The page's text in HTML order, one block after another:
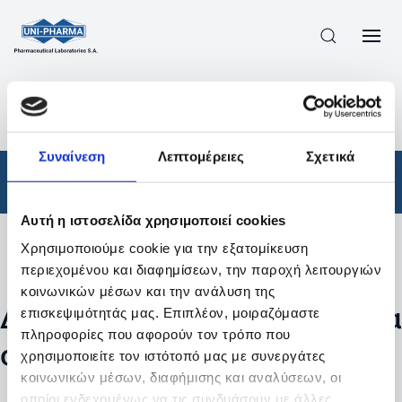
Συναίνεση Λεπτομέρειες Σχετικά
Αυτή η ιστοσελίδα χρησιμοποιεί cookies
Χρησιμοποιούμε cookie για την εξατομίκευση
περιεχομένου και διαφημίσεων, την παροχή λειτουργιών
κοινωνικών μέσων και την ανάλυση της
επισκεψιμότητάς μας. Επιπλέον, μοιραζόμαστε
πληροφορίες που αφορούν τον τρόπο που
χρησιμοποιείτε τον ιστότοπό μας με συνεργάτες
κοινωνικών μέσων, διαφήμισης και αναλύσεων, οι
οποίοι ενδεχομένως να τις συνδυάσουν με άλλες
ΠΡΟΪΟΝΤΑ
ΑΠΟΤΕΛΕΣΜΑΤΑ ΑΝΑΖΗΤΗΣΗΣ
Φάρμακα
Φίλτρα
Δεν βρέθηκαν προϊόντα με τα
συγκεκριμένα φίλτρα